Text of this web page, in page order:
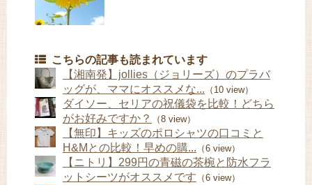
こちらの記事も読まれています
【湘南発】jollies（ジョリーズ）のプラバ
ッグが、ママにオススメな... （10 view）
ダイソー、セリアの祝儀袋を比較！どちら
がお好みですか？
（8 view）
【無印】キッズのポロシャツの口コミと
H&Mとの比較！早めの購... （6 view）
【ニトリ】299円の青磁の茶椀と防水フラ
ットシーツがオススメです （6 view）